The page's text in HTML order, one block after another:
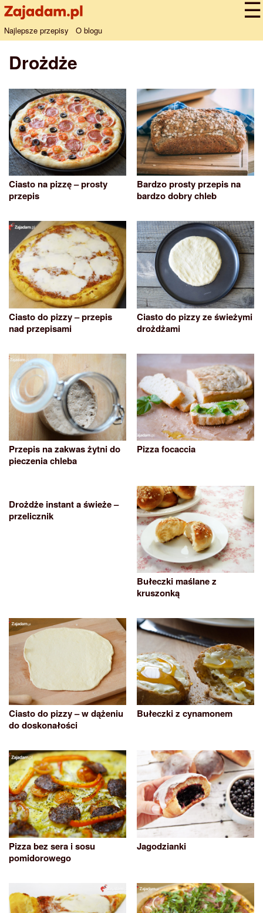
Najlepsze przepisy O blogu
Drożdże
Ciasto na pizzę – prosty
przepis
Bardzo prosty przepis na
bardzo dobry chleb
Ciasto do pizzy – przepis
nad przepisami
Ciasto do pizzy ze świeżymi
drożdżami
Przepis na zakwas żytni do
pieczenia chleba
Pizza focaccia
Drożdże instant a świeże –
przelicznik
Bułeczki maślane z
kruszonką
Ciasto do pizzy – w dążeniu
do doskonałości
Bułeczki z cynamonem
Pizza bez sera i sosu
pomidorowego
Jagodzianki